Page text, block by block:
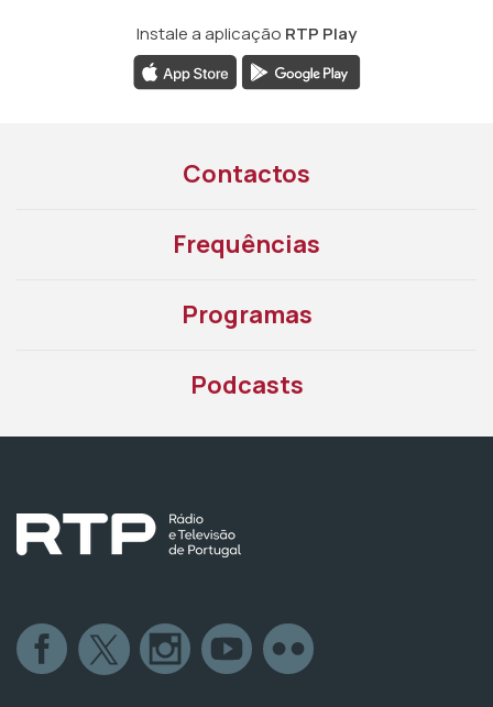
Instale a aplicação RTP Play
Contactos
Frequências
Programas
Podcasts